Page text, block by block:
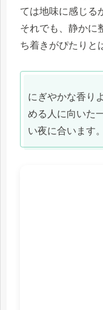
ては地味に感じる
それでも、静かに
ち着きがぴたりと
にぎやかな香り
める人に向いた
い夜に合います。